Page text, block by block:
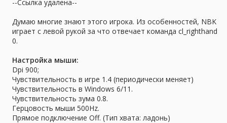
--Ссылка удалена--
Думаю многие знают этого игрока. Из особенностей, NBK
играет с левой рукой за что отвечает команда cl_righthand
0.
Настройка мыши:
Dpi 900;
Чувствительность в игре 1.4 (периодически меняет)
Чувствительность в Windows 6/11.
Чувствительность зума 0.8.
Герцовость мыши 500Hz.
Прямое подключение Off. (Тип хвата: ладонь)